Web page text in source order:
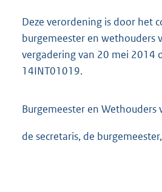
Deze verordening is door het
burgemeester en wethouders
vergadering van 20 mei 2014
14INT01019.
Burgemeester en Wethouders
de secretaris, de burgemeester,